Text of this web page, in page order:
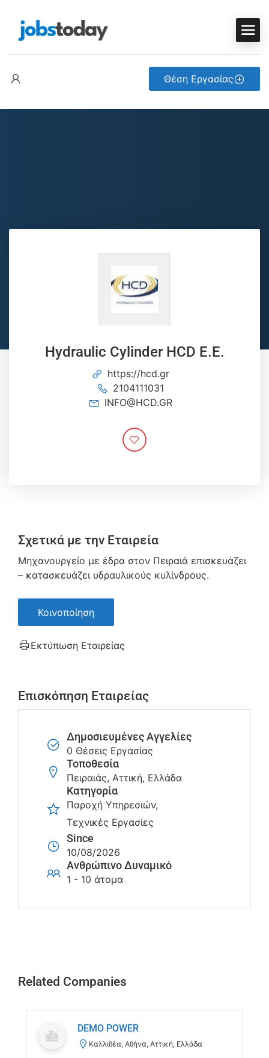
Θέση Εργασίας
Hydraulic Cylinder HCD Ε.Ε.
https://hcd.gr
2104111031
INFO@HCD.GR
Σχετικά με την Εταιρεία
Μηχανουργείο με έδρα στον Πειραιά επισκευάζει
– κατασκευάζει υδραυλικούς κυλίνδρους.
Κοινοποίηση
Εκτύπωση Εταιρείας
Επισκόπηση Εταιρείας
Δημοσιευμένες Αγγελίες
0 Θέσεις Εργασίας
Τοποθεσία
Πειραιάς, Αττική, Ελλάδα
Κατηγορία
Παροχή Υπηρεσιών
Τεχνικές Εργασίες
Since
10/08/2026
Ανθρώπινο Δυναμικό
1 - 10 άτομα
Related Companies
DEMO POWER
Καλλιθέα, Αθήνα, Αττική, Ελλάδα